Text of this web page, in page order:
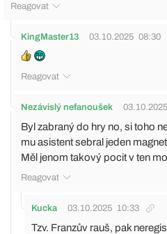
Reagovat
KingMaster13 03.10.2025 08:30
Reagovat
Nezávislý nefanoušek 03.10.2025
Byl zabraný do hry no, si toho
mu asistent sebral jeden
Měl jenom takový pocit v ten
Reagovat
Kucka 03.10.2025 10:33
Tzv. Franzův rauš, pak